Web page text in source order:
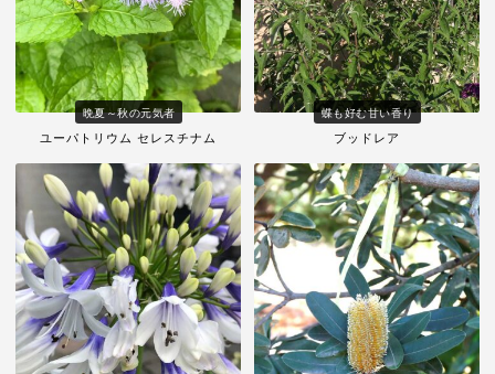
晩夏～秋の元気者
ユーパトリウム セレスチナム
蝶も好む甘い香り
ブッドレア